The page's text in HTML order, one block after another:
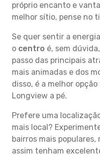
próprio encanto e
melhor sítio, pense no
Se quer sentir a
o centro é, sem
passo das principais
mais animadas e dos
disso, é a melhor
Longview a pé.
Prefere uma
mais local?
bairros mais
assim tenham